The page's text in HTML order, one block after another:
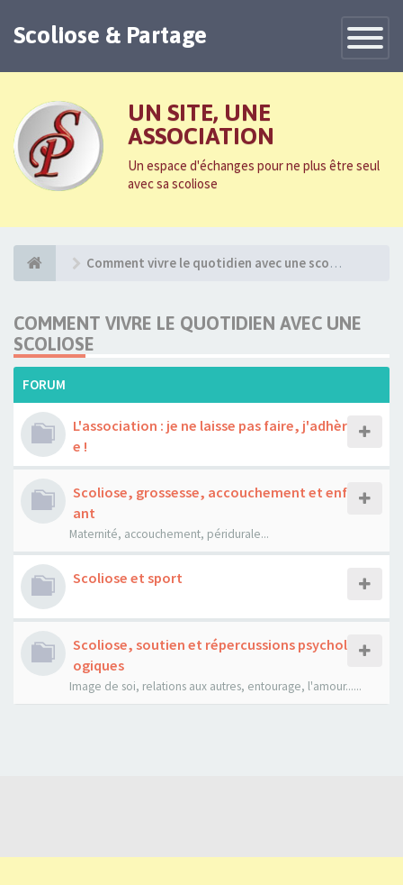
Toggle
Scoliose & Partage
UN SITE, UNE
ASSOCIATION
Un espace d'échanges pour ne plus être seul
avec sa scoliose
Comment vivre le quotidien avec une scoliose
COMMENT VIVRE LE QUOTIDIEN AVEC UNE
SCOLIOSE
FORUM
L'association : je ne laisse pas faire, j'adhèr
e !
Scoliose, grossesse, accouchement et enf
ant
Maternité, accouchement, péridurale...
Scoliose et sport
Scoliose, soutien et répercussions psychol
ogiques
Image de soi, relations aux autres, entourage, l'amour......